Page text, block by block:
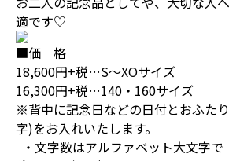
適です♡
■価 格
18,600円+税…S～XOサイズ
16,300円+税…140・160サイズ
※背中に記念日などの日付とおふた
字)をお入れいたします。
・文字数はアルファベット大文字で